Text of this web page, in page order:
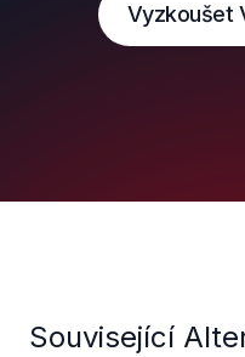
Vyzkoušet
Související